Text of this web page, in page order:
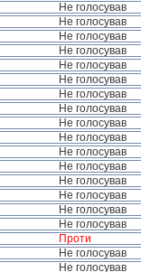
Не голосував
Не голосував
Не голосував
Не голосував
Не голосував
Не голосував
Не голосував
Не голосував
Не голосував
Не голосував
Не голосував
Не голосував
Не голосував
Не голосував
Не голосував
Не голосував
Проти
Не голосував
Не голосував